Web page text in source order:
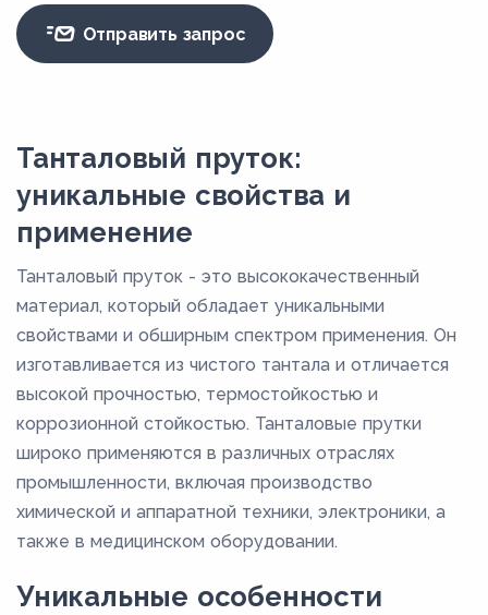
Отправить запрос
Танталовый пруток:
уникальные свойства и
применение
Танталовый пруток - это высококачественный
материал, который обладает уникальными
свойствами и обширным спектром применения. Он
изготавливается из чистого тантала и отличается
высокой прочностью, термостойкостью и
коррозионной стойкостью. Танталовые прутки
широко применяются в различных отраслях
промышленности, включая производство
химической и аппаратной техники, электроники, а
также в медицинском оборудовании.
Уникальные особенности